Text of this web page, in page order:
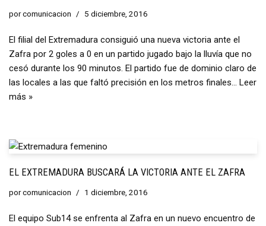
porcomunicacion 5 diciembre, 2016
El filial del Extremadura consiguió una nueva victoria ante el
Zafra por 2 goles a 0 en un partido jugado bajo la lluvía que no
cesó durante los 90 minutos. El partido fue de dominio claro de
las locales a las que faltó precisión en los metros finales… Leer
más »
EL EXTREMADURA BUSCARÁ LA VICTORIA ANTE EL ZAFRA
porcomunicacion 1 diciembre, 2016
El equipo Sub14 se enfrenta al Zafra en un nuevo encuentro de